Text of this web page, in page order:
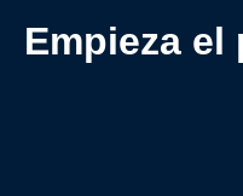
Empieza el